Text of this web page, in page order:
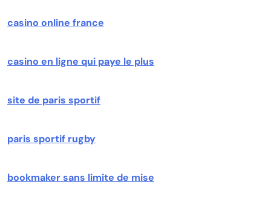
casino online france
casino en ligne qui paye le plus
site de paris sportif
paris sportif rugby
bookmaker sans limite de mise